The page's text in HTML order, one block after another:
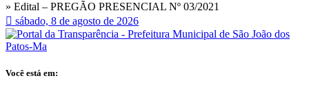
» Edital – PREGÃO PRESENCIAL Nº 03/2021
sábado, 8 de agosto de 2026
Você está em: